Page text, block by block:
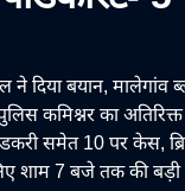
दिया बयान, मालेगांव
कमिश्नर का
समेत 10 पर केस,
शाम 7 बजे तक की